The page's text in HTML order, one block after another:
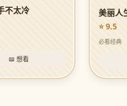
不太冷
📖 想看
美丽人
⭐ 9.5
必看经典